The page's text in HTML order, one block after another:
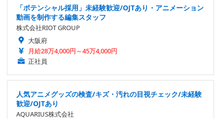
「ポテンシャル採用」未経験歓迎/OJTあり・アニメーション
動画を制作する編集スタッフ
株式会社RIOT GROUP
大阪府
月給28万4,000円～45万4,000円
正社員
人気アニメグッズの検査/キズ・汚れの目視チェック/未経験
歓迎/OJTあり
AQUARIUS株式会社